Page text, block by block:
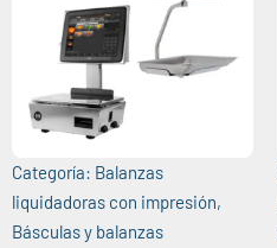
Categoría: Balanzas
liquidadoras con impresión,
Básculas y balanzas